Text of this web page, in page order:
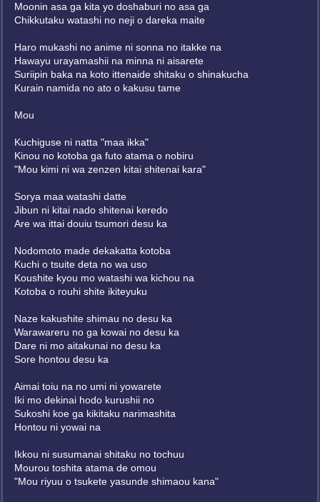
Moonin asa ga kita yo doshaburi no asa ga
Chikkutaku watashi no neji o dareka maite
Haro mukashi no anime ni sonna no itakke na
Hawayu urayamashii na minna ni aisarete
Suriipin baka na koto ittenaide shitaku o shinakucha
Kurain namida no ato o kakusu tame
Mou
Kuchiguse ni natta "maa ikka"
Kinou no kotoba ga futo atama o nobiru
"Mou kimi ni wa zenzen kitai shitenai kara"
Sorya maa watashi datte
Jibun ni kitai nado shitenai keredo
Are wa ittai douiu tsumori desu ka
Nodomoto made dekakatta kotoba
Kuchi o tsuite deta no wa uso
Koushite kyou mo watashi wa kichou na
Kotoba o rouhi shite ikiteyuku
Naze kakushite shimau no desu ka
Warawareru no ga kowai no desu ka
Dare ni mo aitakunai no desu ka
Sore hontou desu ka
Aimai toiu na no umi ni yowarete
Iki mo dekinai hodo kurushii no
Sukoshi koe ga kikitaku narimashita
Hontou ni yowai na
Ikkou ni susumanai shitaku no tochuu
Mourou toshita atama de omou
"Mou riyuu o tsukete yasunde shimaou kana"